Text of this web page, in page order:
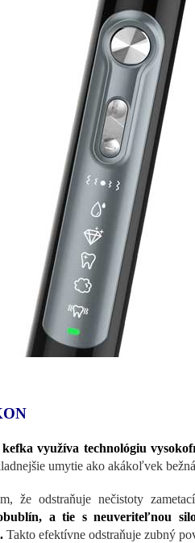
využíva technológiu
umytie ako akákoľvek
že odstraňuje nečistoty
a tie s neuveriteľnou
Takto efektívne odstraňuje zubný